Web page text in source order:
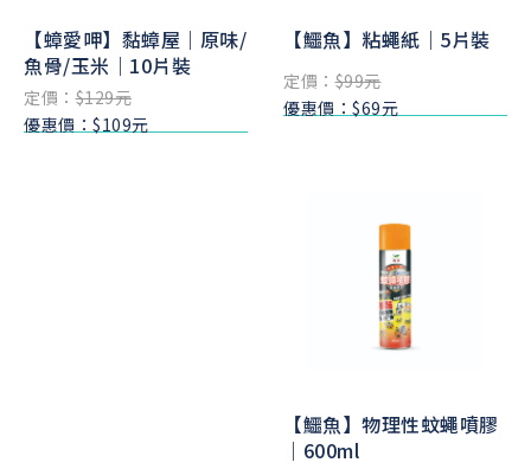
【蟑愛呷】黏蟑屋｜原味/
魚骨/玉米｜10片裝
定價：$129元
優惠價：$109元
【鱷魚】粘蠅紙｜5片裝
定價：$99元
優惠價：$69元
【鱷魚】物理性蚊蠅噴膠
｜600ml